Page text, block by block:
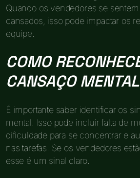
Quando os vendedores se
cansados, isso pode impactar os
equipe.
COMO
CANSAÇO MENTAL
É importante saber identificar os
mental. Isso pode incluir falta de
dificuldade para se concentrar e
nas tarefas. Se os vendedores
esse é um sinal claro.